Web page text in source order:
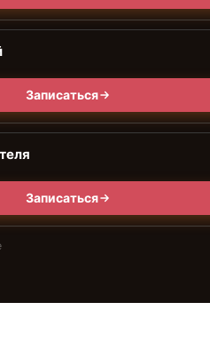
Записаться
Записаться